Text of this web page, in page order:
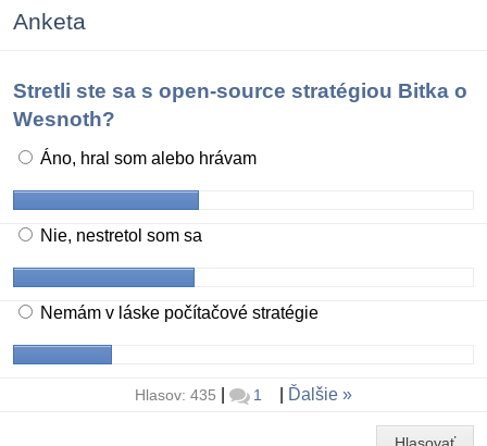
Anketa
Stretli ste sa s open-source stratégiou Bitka o
Wesnoth?
Áno, hral som alebo hrávam
Nie, nestretol som sa
Nemám v láske počítačové stratégie
Hlasov: 435 1 Ďalšie